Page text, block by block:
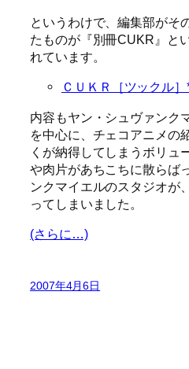
というわけで、編集部がそ
たものが『別冊CUKR』と
れています。
ＣＵＫＲ［ツックル
内容もヤン・シュヴァンク
を中心に、チェコアニメの
くが納得してしまうボリュ
や肉片があちこちに散らば
ンクマイエルのスタジオが
ってしまいました。
(さらに…)
2007年4月6日